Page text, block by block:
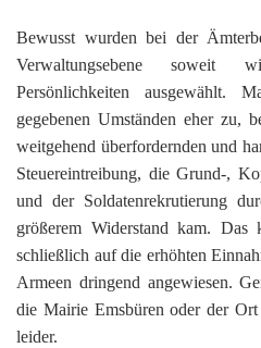
Bewusst wurden bei der
Verwaltungsebene soweit
Persönlichkeiten ausgewählt.
gegebenen Umständen eher zu,
weitgehend überfordernden und
Steuereintreibung, die Grund-,
und der Soldatenrekrutierung
größerem Widerstand kam. Das
schließlich auf die erhöhten
Armeen dringend angewiesen.
die Mairie Emsbüren oder der
leider.